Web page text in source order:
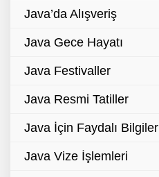
Java’da Alışveriş
Java Gece Hayatı
Java Festivaller
Java Resmi Tatiller
Java İçin Faydalı Bilgiler
Java Vize İşlemleri